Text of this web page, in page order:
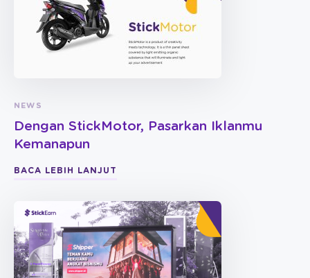
NEWS
Dengan StickMotor, Pasarkan Iklanmu
Kemanapun
BACA LEBIH LANJUT